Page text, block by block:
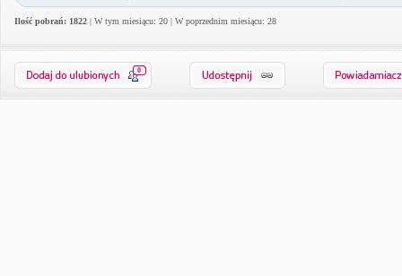
Ilość pobrań: 1822 | W tym miesiącu: 20 | W poprzednim miesiącu: 28
0